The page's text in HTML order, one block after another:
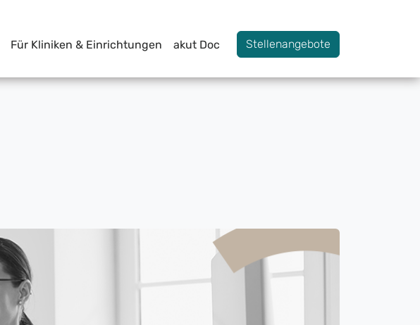
Für Kliniken & Einrichtungen akut Doc Stellenangebote